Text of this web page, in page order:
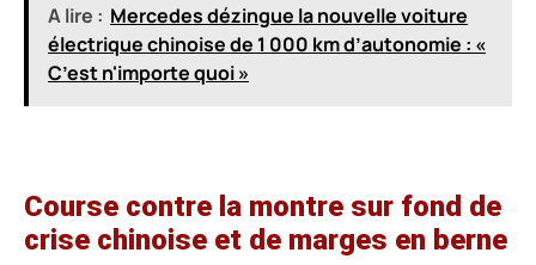
A lire : Mercedes dézingue la nouvelle voiture
électrique chinoise de 1 000 km d’autonomie : «
C’est n'importe quoi »
Course contre la montre sur fond de
crise chinoise et de marges en berne